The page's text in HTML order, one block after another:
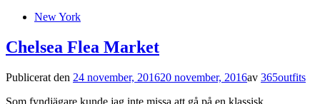
New York
Chelsea Flea Market
Publicerat den 24 november, 201620 november, 2016av 365outfits
Som fyndjägare kunde jag inte missa att gå på en klassisk